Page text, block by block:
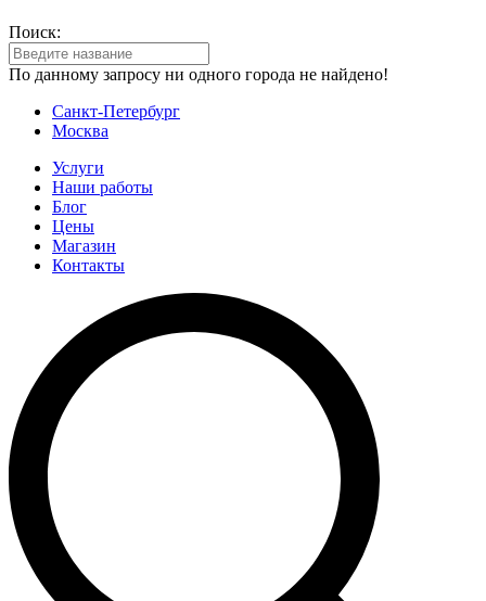
Поиск:
По данному запросу ни одного города не найдено!
Санкт-Петербург
Москва
Услуги
Наши работы
Блог
Цены
Магазин
Контакты